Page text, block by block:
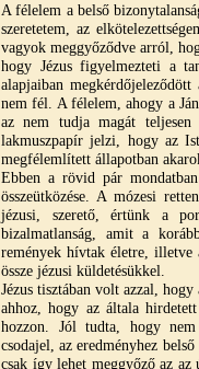
A félelem a belső
szeretetem, az
vagyok meggyőződve arról,
hogy Jézus figyelmezteti a
alapjaiban
nem fél. A félelem, ahogy a
az nem tudja magát
lakmuszpapír jelzi, hogy az
megfélemlített állapotban
Ebben a rövid pár
összeütközése. A mózesi
jézusi, szerető, értünk a
bizalmatlanság, amit a
remények hívtak életre, illetve
össze jézusi küldetésükkel.
Jézus tisztában volt azzal,
ahhoz, hogy az általa
hozzon. Jól tudta, hogy nem
csodajel, az eredményhez
csak így lehet meggyőző az